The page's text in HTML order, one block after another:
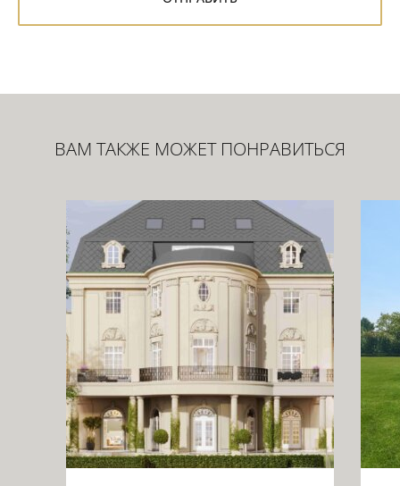
ВАМ ТАКЖЕ МОЖЕТ ПОНРАВИТЬСЯ